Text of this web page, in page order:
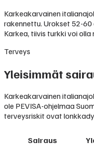
Karkeakarvainen
rakennettu. Urokset 52-
Karkea, tiivis turkki voi
Terveys
Yleisimmät
Karkeakarvainen
ole PEVISA-ohjelmaa
terveysriskit ovat
Sairaus